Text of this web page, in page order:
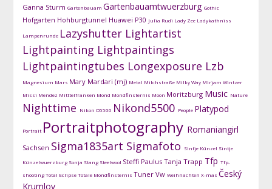
Ganna Sturm Gartenbauam Gartenbauamtwuerzburg Gothic
Hofgarten Hohburgtunnel Huawei P30 Julia Rudi Lady Zee Ladykathniss
Lampenrunde Lazyshutter Lightartist
Lightpainting Lightpaintings
Lightpaintingtubes Longexposure Lzb
Magnesium Mars Mary Mardari (mj) Metal Milchstraße Milky Way Mirjam Wintzer
Missi Mendez Mitttelfranken Mond Mondfinsternis Moon Moritzburg Music Nature
Nighttime Nikon D5500 Nikond5500 People Platypod
Portrait Portraitphotography Romaniangirl
Sachsen Sigma1835art Sigmafoto Sintje Künzel Sintje
Künzelwuerzburg Sonja Stang Steelwool Steffi Paulus Tanja Trapp Tfp Tfp-
shootingTotal EclipseTotale Mondfinsternis Tuner Vw Weihnachten X-mas Český
Krumlov